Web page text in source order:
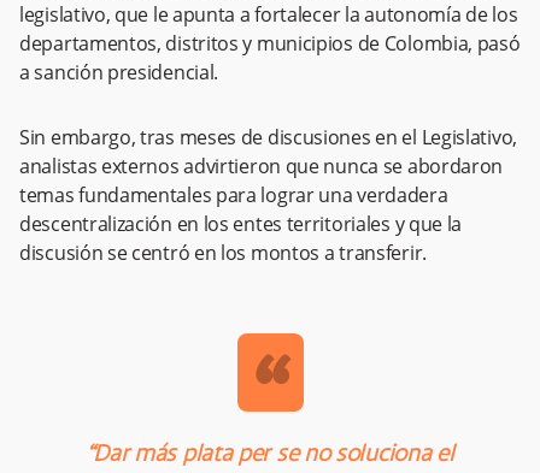
legislativo, que le apunta a fortalecer la autonomía de los
departamentos, distritos y municipios de Colombia, pasó
a sanción presidencial.
Sin embargo, tras meses de discusiones en el Legislativo,
analistas externos advirtieron que nunca se abordaron
temas fundamentales para lograr una verdadera
descentralización en los entes territoriales y que la
discusión se centró en los montos a transferir.
“
“Dar más plata per se no soluciona el